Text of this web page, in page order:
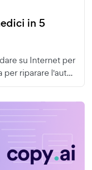
in 5
su Internet per
per riparare l'aut...